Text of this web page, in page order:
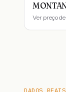
Ver preço
DADOS